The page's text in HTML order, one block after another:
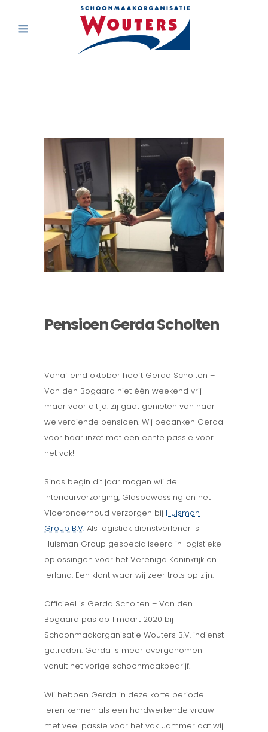
Pensioen Gerda Scholten
Vanaf eind oktober heeft Gerda Scholten –
Van den Bogaard niet één weekend vrij
maar voor altijd. Zij gaat genieten van haar
welverdiende pensioen. Wij bedanken Gerda
voor haar inzet met een echte passie voor
het vak!
Sinds begin dit jaar mogen wij de
Interieurverzorging, Glasbewassing en het
Vloeronderhoud verzorgen bij Huisman
Group B.V. Als logistiek dienstverlener is
Huisman Group gespecialiseerd in logistieke
oplossingen voor het Verenigd Koninkrijk en
Ierland. Een klant waar wij zeer trots op zijn.
Officieel is Gerda Scholten – Van den
Bogaard pas op 1 maart 2020 bij
Schoonmaakorganisatie Wouters B.V. indienst
getreden. Gerda is meer overgenomen
vanuit het vorige schoonmaakbedrijf.
Wij hebben Gerda in deze korte periode
leren kennen als een hardwerkende vrouw
met veel passie voor het vak. Jammer dat wij